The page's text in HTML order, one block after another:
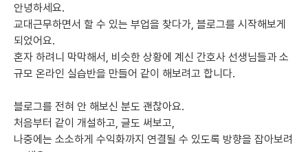
안녕하세요.
교대근무하면서 할 수 있는 부업을 찾다가, 블로그를 시작해보게
되었어요.
혼자 하려니 막막해서, 비슷한 상황에 계신 간호사 선생님들과 소
규모 온라인 실습반을 만들어 같이 해보려고 합니다.
블로그를 전혀 안 해보신 분도 괜찮아요.
처음부터 같이 개설하고, 글도 써보고,
나중에는 소소하게 수익화까지 연결될 수 있도록 방향을 잡아보려